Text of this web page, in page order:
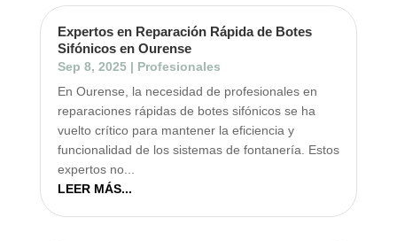
Expertos en Reparación Rápida de Botes
Sifónicos en Ourense
Sep 8, 2025| Profesionales
En Ourense, la necesidad de profesionales en
reparaciones rápidas de botes sifónicos se ha
vuelto crítico para mantener la eficiencia y
funcionalidad de los sistemas de fontanería. Estos
expertos no...
LEER MÁS...